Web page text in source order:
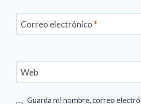
Correo electrónico *
Web
Guarda mi nombre, correo